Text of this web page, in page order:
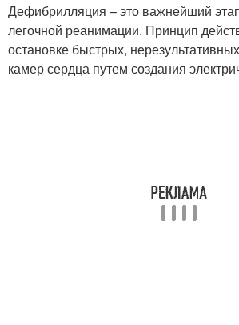
Дефибрилляция – это важнейший
легочной реанимации. Принцип
остановке быстрых,
камер сердца путем создания